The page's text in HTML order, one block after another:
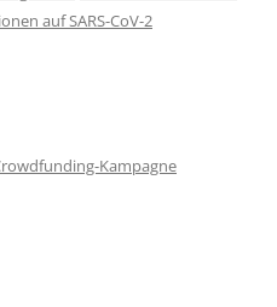
auf SARS-CoV-2
Kampagne